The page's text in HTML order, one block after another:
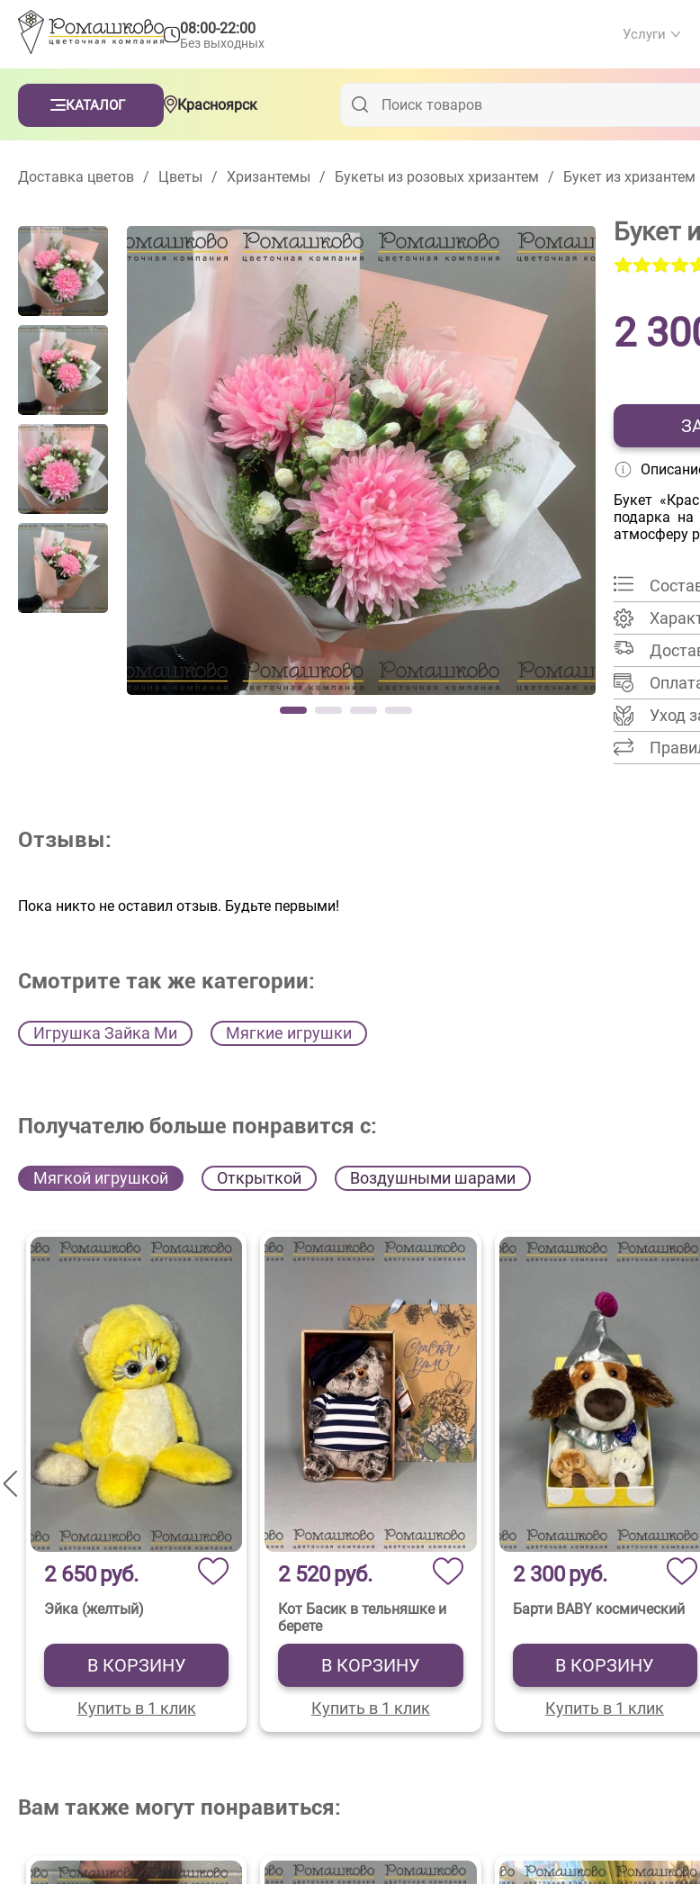
08:00-22:00
Без выходных
Услуги
КАТАЛОГ Красноярск
Доставка цветов / Цветы / Хризантемы / Букеты из розовых хризантем / Букет из
Букет
2
Букет
подарка
атмосферу
Уход
Отзывы:
Пока никто не оставил отзыв. Будьте первыми!
Смотрите так же категории:
Игрушка Зайка Ми Мягкие игрушки
Получателю больше понравится с:
Мягкой игрушкой Открыткой Воздушными шарами
2 650руб.
Эйка (желтый)
В КОРЗИНУ
Купить в 1 клик
2 520руб.
Кот Басик в тельняшке и
берете
В КОРЗИНУ
Купить в 1 клик
2 300руб.
Барти BABY космический
В КОРЗИНУ
Купить в 1 клик
Вам также могут понравиться: